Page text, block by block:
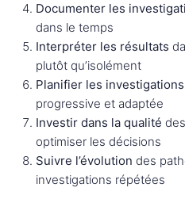
Documenter les
dans le temps
Interpréter les résultats
plutôt qu’isolément
Planifier les investigations
progressive et adaptée
Investir dans la qualité
optimiser les décisions
Suivre l’évolution des
investigations répétées